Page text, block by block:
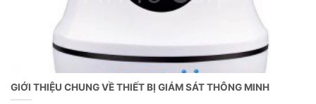
GIỚI THIỆU CHUNG VỀ THIẾT BỊ GIÁM SÁT THÔNG MINH